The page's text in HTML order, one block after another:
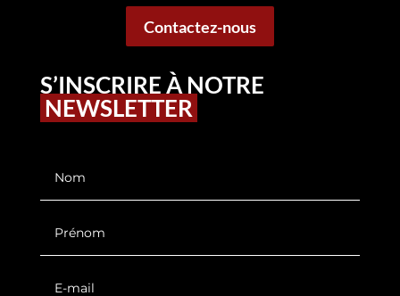
Contactez-nous
S’INSCRIRE À NOTRE
NEWSLETTER